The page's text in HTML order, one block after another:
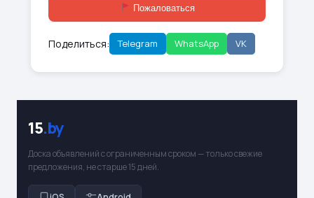
Пожаловаться
Поделиться: Telegram WhatsApp VK
15.by
Доска объявлений с ограниченным сроком — только свежие
предложения, не старше 15 дней.